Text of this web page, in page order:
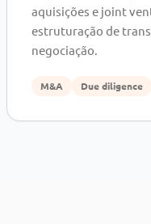
aquisições e joint
estruturação de
negociação.
M&A Due diligence